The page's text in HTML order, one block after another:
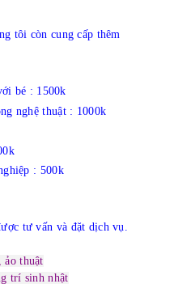
tôi còn cung cấp thêm
bé : 1500k
nghệ thuật : 1000k
: 500k
tư vấn và đặt dịch vụ.
ảo thuật
trí sinh nhật